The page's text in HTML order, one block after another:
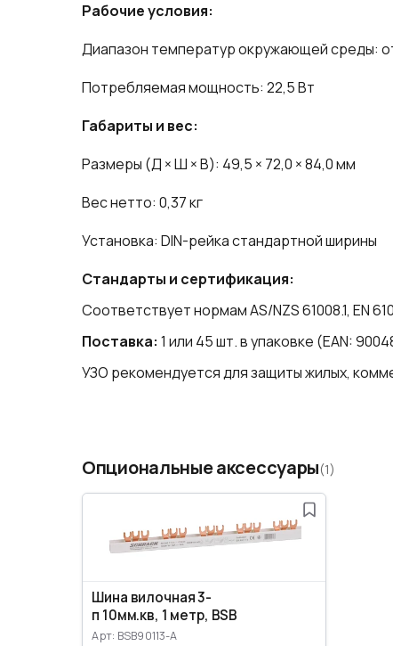
Рабочие условия:
Диапазон температур окружающей среды:
Потребляемая мощность: 22,5 Вт
Габариты и вес:
Размеры (Д × Ш × В): 49,5 × 72,0 × 84,0 мм
Вес нетто: 0,37 кг
Установка: DIN-рейка стандартной ширины
Стандарты и сертификация:
Соответствует нормам AS/NZS 61008.1, EN
Поставка: 1 или 45 шт. в упаковке (EAN:
УЗО рекомендуется для защиты жилых,
Опциональные аксессуары(1)
Шина вилочная 3-
п 10мм.кв, 1 метр, BSB
Арт: BSB90113-A